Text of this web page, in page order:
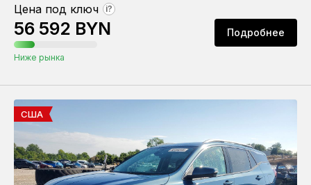
Цена под ключ ?
56 592 BYN
Ниже рынка
Подробнее
США